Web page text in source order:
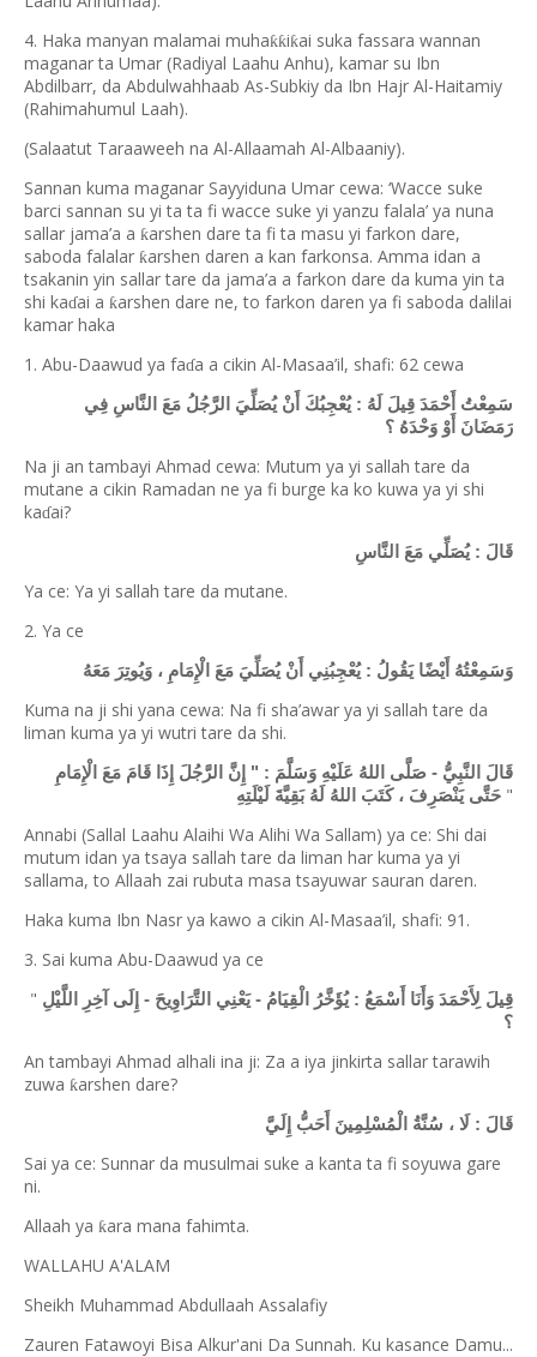
4. Haka manyan malamai muhaƙƙiƙai suka fassara wannan
maganar ta Umar (Radiyal Laahu Anhu), kamar su Ibn
Abdilbarr, da Abdulwahhaab As-Subkiy da Ibn Hajr Al-Haitamiy
(Rahimahumul Laah).
(Salaatut Taraaweeh na Al-Allaamah Al-Albaaniy).
Sannan kuma maganar Sayyiduna Umar cewa: ‘Wacce suke
barci sannan su yi ta ta fi wacce suke yi yanzu falala’ ya nuna
sallar jama’a a ƙarshen dare ta fi ta masu yi farkon dare,
saboda falalar ƙarshen daren a kan farkonsa. Amma idan a
tsakanin yin sallar tare da jama’a a farkon dare da kuma yin ta
shi kaɗai a ƙarshen dare ne, to farkon daren ya fi saboda dalilai
kamar haka
1. Abu-Daawud ya faɗa a cikin Al-Masaa’il, shafi: 62 cewa
سَمِعْتُ أَحْمَدَ قِيلَ لَهُ : يُعْجِبُكَ أَنْ يُصَلِّيَ الرَّجُلُ مَعَ النَّاسِ فِي
رَمَضَانَ أَوْ وَحْدَهُ ؟
Na ji an tambayi Ahmad cewa: Mutum ya yi sallah tare da
mutane a cikin Ramadan ne ya fi burge ka ko kuwa ya yi shi
kaɗai?
قَالَ : يُصَلِّي مَعَ النَّاسِ
Ya ce: Ya yi sallah tare da mutane.
2. Ya ce
وَسَمِعْتُهُ أَيْضًا يَقُولُ : يُعْجِبُنِي أَنْ يُصَلِّيَ مَعَ الْإِمَامِ ، وَيُوتِرَ مَعَهُ
Kuma na ji shi yana cewa: Na fi sha’awar ya yi sallah tare da
liman kuma ya yi wutri tare da shi.
قَالَ النَّبِيُّ - صَلَّى اللهُ عَلَيْهِ وَسَلَّمَ : " إِنَّ الرَّجُلَ إِذَا قَامَ مَعَ الْإِمَامِ
حَتَّى يَنْصَرِفَ ، كَتَبَ اللهُ لَهُ بَقِيَّةَ لَيْلَتِهِ "
Annabi (Sallal Laahu Alaihi Wa Alihi Wa Sallam) ya ce: Shi dai
mutum idan ya tsaya sallah tare da liman har kuma ya yi
sallama, to Allaah zai rubuta masa tsayuwar sauran daren.
Haka kuma Ibn Nasr ya kawo a cikin Al-Masaa’il, shafi: 91.
3. Sai kuma Abu-Daawud ya ce
" قِيلَ لِأَحْمَدَ وَأَنَا أَسْمَعُ : يُؤَخَّرُ الْقِيَامُ - يَعْنِي التَّرَاوِيحَ - إِلَى آخِرِ اللَّيْلِ
؟
An tambayi Ahmad alhali ina ji: Za a iya jinkirta sallar tarawih
zuwa ƙarshen dare?
قَالَ : لَا ، سُنَّةُ الْمُسْلِمِينَ أَحَبُّ إِلَيَّ
Sai ya ce: Sunnar da musulmai suke a kanta ta fi soyuwa gare
ni.
Allaah ya ƙara mana fahimta.
WALLAHU A'ALAM
Sheikh Muhammad Abdullaah Assalafiy
Zauren Fatawoyi Bisa Alkur'ani Da Sunnah. Ku kasance Damu...